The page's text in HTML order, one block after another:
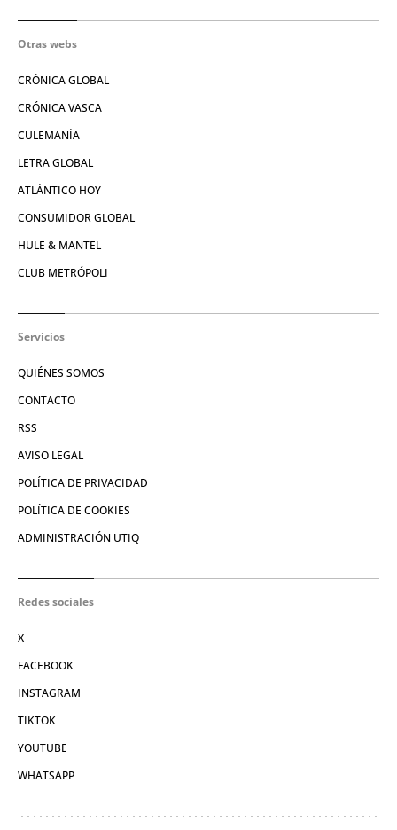
Otras webs
CRÓNICA GLOBAL
CRÓNICA VASCA
CULEMANÍA
LETRA GLOBAL
ATLÁNTICO HOY
CONSUMIDOR GLOBAL
HULE & MANTEL
CLUB METRÓPOLI
Servicios
QUIÉNES SOMOS
CONTACTO
RSS
AVISO LEGAL
POLÍTICA DE PRIVACIDAD
POLÍTICA DE COOKIES
ADMINISTRACIÓN UTIQ
Redes sociales
X
FACEBOOK
INSTAGRAM
TIKTOK
YOUTUBE
WHATSAPP